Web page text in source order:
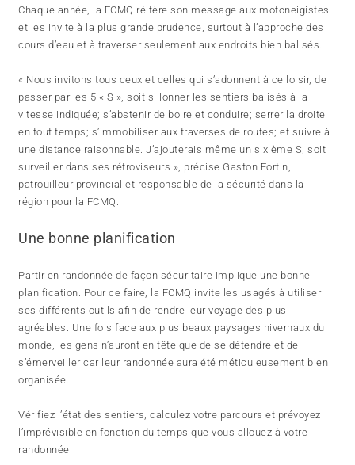
Chaque année, la FCMQ réitère son message aux motoneigistes
et les invite à la plus grande prudence, surtout à l’approche des
cours d’eau et à traverser seulement aux endroits bien balisés.
« Nous invitons tous ceux et celles qui s’adonnent à ce loisir, de
passer par les 5 « S », soit sillonner les sentiers balisés à la
vitesse indiquée; s’abstenir de boire et conduire; serrer la droite
en tout temps; s’immobiliser aux traverses de routes; et suivre à
une distance raisonnable. J’ajouterais même un sixième S, soit
surveiller dans ses rétroviseurs », précise Gaston Fortin,
patrouilleur provincial et responsable de la sécurité dans la
région pour la FCMQ.
Une bonne planification
Partir en randonnée de façon sécuritaire implique une bonne
planification. Pour ce faire, la FCMQ invite les usagés à utiliser
ses différents outils afin de rendre leur voyage des plus
agréables. Une fois face aux plus beaux paysages hivernaux du
monde, les gens n’auront en tête que de se détendre et de
s’émerveiller car leur randonnée aura été méticuleusement bien
organisée.
Vérifiez l’état des sentiers, calculez votre parcours et prévoyez
l’imprévisible en fonction du temps que vous allouez à votre
randonnée!